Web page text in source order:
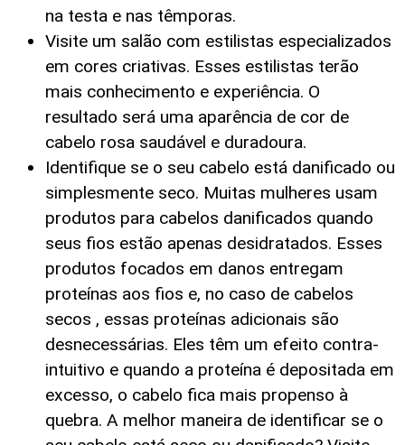
na testa e nas têmporas.
Visite um salão com estilistas especializados
em cores criativas. Esses estilistas terão
mais conhecimento e experiência. O
resultado será uma aparência de cor de
cabelo rosa saudável e duradoura.
Identifique se o seu cabelo está danificado ou
simplesmente seco. Muitas mulheres usam
produtos para cabelos danificados quando
seus fios estão apenas desidratados. Esses
produtos focados em danos entregam
proteínas aos fios e, no caso de cabelos
secos , essas proteínas adicionais são
desnecessárias. Eles têm um efeito contra-
intuitivo e quando a proteína é depositada em
excesso, o cabelo fica mais propenso à
quebra. A melhor maneira de identificar se o